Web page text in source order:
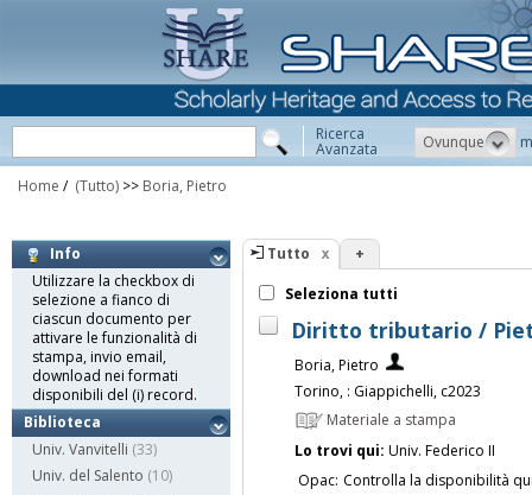
Ricerca
Avanzata Ovunque
Home / (Tutto) >> Boria, Pietro
Info
Utilizzare la checkbox di
selezione a fianco di
ciascun documento per
attivare le funzionalità di
stampa, invio email,
download nei formati
disponibili del (i) record.
Biblioteca
Univ. Vanvitelli (33)
Univ. del Salento (10)
Tutto +
Seleziona tutti
Diritto tributario /
Boria, Pietro
Torino, : Giappichelli, c2023
Materiale a stampa
Lo trovi qui: Univ. Federico II
Opac: Controlla la disponibilità